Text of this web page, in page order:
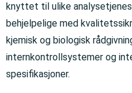
knyttet til ulike
behjelpelige med
kjemisk og biologisk
internkontrollsystemer og
spesifikasjoner.